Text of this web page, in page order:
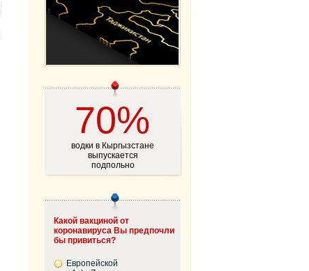
70%
водки в Кыргызстане
выпускается
подпольно
Какой вакциной от
коронавируса Вы предпочли
бы привиться?
Европейской